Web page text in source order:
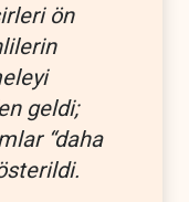
ön
geldi;
“daha